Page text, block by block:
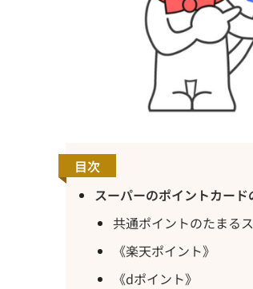
目次
スーパーのポイントカード
共通ポイントのたまる
《楽天ポイント》
《dポイント》